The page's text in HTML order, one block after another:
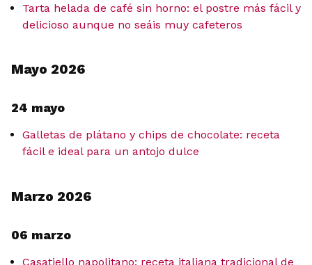
Tarta helada de café sin horno: el postre más fácil y
delicioso aunque no seáis muy cafeteros
Mayo 2026
24 mayo
Galletas de plátano y chips de chocolate: receta
fácil e ideal para un antojo dulce
Marzo 2026
06 marzo
Casatiello napolitano: receta italiana tradicional de